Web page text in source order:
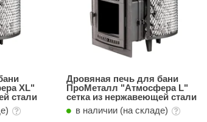
Suokka
Русский дух
Карельские
Rento
LUX ELEMENTS
XL"
стали
Дровяная печь для бани
ПроМеталл "Атмосфера L"
сетка из нержавеющей стали
в наличии (на складе)